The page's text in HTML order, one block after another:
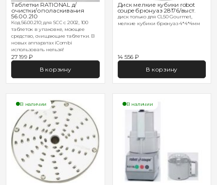
Таблетки RATIONAL д/
очистки/ополаскивания
56.00.210
Код 56.00.210; для SCC с 2002, 100
таблеток в упаковке, моющее
средство, очищающие таблетки. В
новых аппаратах iCombi
использовать нельзя!
27 199 ₽
В корзину
Диск мелкие кубики robot
coupe брюнуаз 28176/выст.
диск только для CL50 Gourmet,
мелкие кубики брюнуаз 4*4*4мм
14 556 ₽
В корзину
В наличии В наличии